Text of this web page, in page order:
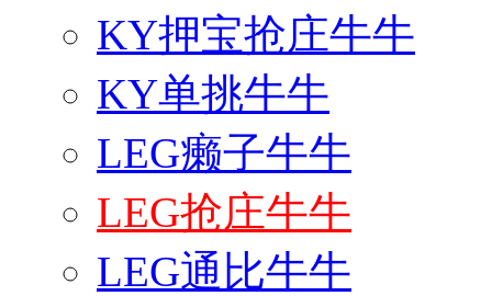
KY押宝抢庄牛牛
KY单挑牛牛
LEG癞子牛牛
LEG抢庄牛牛
LEG通比牛牛